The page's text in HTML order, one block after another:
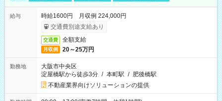
給与
時給1600円 月収例 224,000円
交通費別途支給あり
交通費 全額支給
月収例 20～25万円
勤務地
大阪市中央区
淀屋橋駅から徒歩3分 / 本町駅 / 肥後橋駅
不動産業界向けソリューションの提供